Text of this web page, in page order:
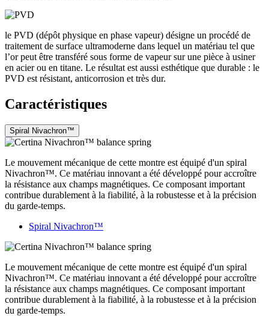
le PVD (dépôt physique en phase vapeur) désigne un procédé de
traitement de surface ultramoderne dans lequel un matériau tel que
l’or peut être transféré sous forme de vapeur sur une pièce à usiner
en acier ou en titane. Le résultat est aussi esthétique que durable : le
PVD est résistant, anticorrosion et très dur.
Caractéristiques
Spiral Nivachron™
Le mouvement mécanique de cette montre est équipé d'un spiral
Nivachron™. Ce matériau innovant a été développé pour accroître
la résistance aux champs magnétiques. Ce composant important
contribue durablement à la fiabilité, à la robustesse et à la précision
du garde-temps.
Spiral Nivachron™
Le mouvement mécanique de cette montre est équipé d'un spiral
Nivachron™. Ce matériau innovant a été développé pour accroître
la résistance aux champs magnétiques. Ce composant important
contribue durablement à la fiabilité, à la robustesse et à la précision
du garde-temps.